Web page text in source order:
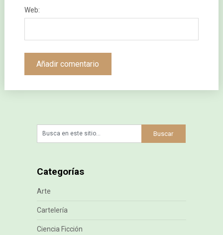
Web:
Categorías
Arte
Cartelería
Ciencia Ficción